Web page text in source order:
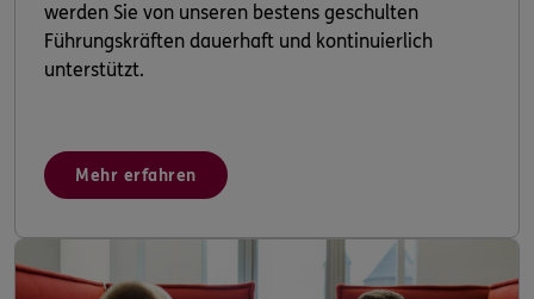
werden Sie von unseren bestens geschulten
Führungskräften dauerhaft und kontinuierlich
unterstützt.
Mehr erfahren